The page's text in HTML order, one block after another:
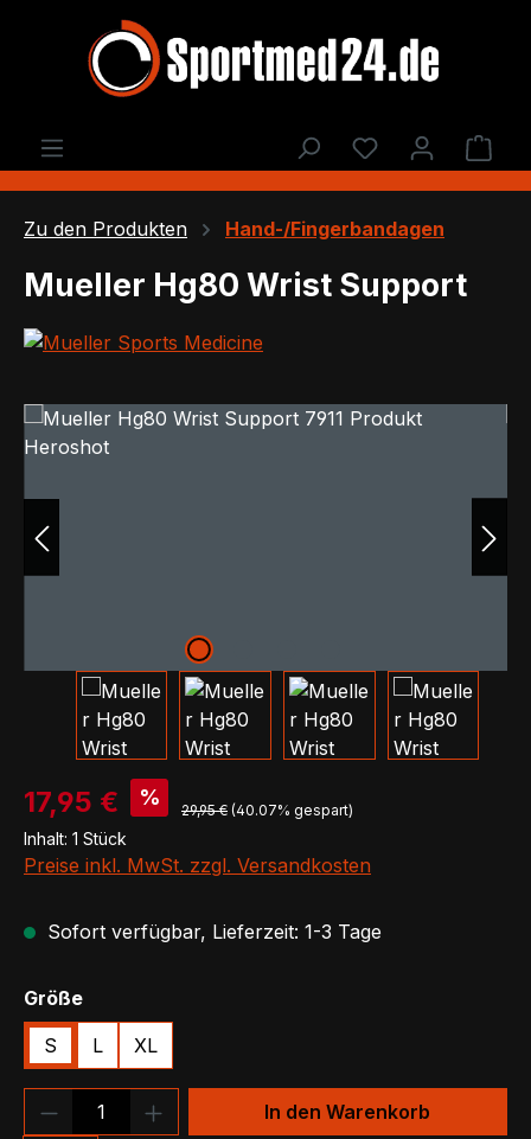
Zum Hauptinhalt springen
Du hast 0
Zu den Produkten Hand-/Fingerbandagen
Mueller Hg80 Wrist Support
Bildergalerie überspringen
Verkaufspreis:
17,95 € % Regulärer Preis:
29,95 € (40.07% gespart)
Inhalt: 1 Stück
Preise inkl. MwSt. zzgl. Versandkosten
Sofort verfügbar, Lieferzeit: 1-3 Tage
Größeauswählen
S L XL
Produkt Anzahl: Gib denIn den Warenkorb